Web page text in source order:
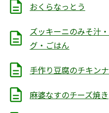
おくらなっとう
ズッキーニのみそ汁
グ・ごはん
手作り豆腐のチキン
麻婆なすのチーズ焼き